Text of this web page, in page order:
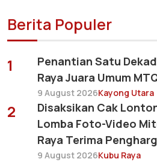
Berita Populer
1
Penantian Satu
Raya Juara Umum
9 August 2026Kayong Utara
2
Disaksikan Cak
Lomba Foto-Video
Raya Terima
9 August 2026Kubu Raya